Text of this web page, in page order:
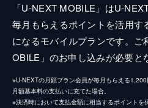
「U-NEXT MOBILE」はU-
毎月もらえるポイントを活用す
になるモバイルプランです。
OBILE」のお申し込みが必要と
※U-NEXTの月額プラン会員が毎月もらえる
月額基本料の支払いに充てた場合。
※決済時において支払金額に相当するポイント